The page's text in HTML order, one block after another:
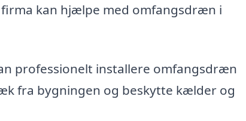
kan hjælpe med omfangsdræn i
professionelt installere omfangsdræn
fra bygningen og beskytte kælder og